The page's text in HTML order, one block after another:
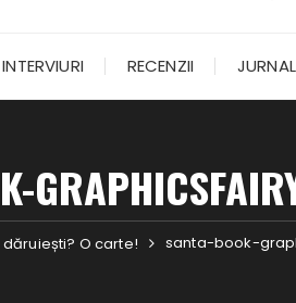
INTERVIURI RECENZII
dăruiești? O carte! santa-book-